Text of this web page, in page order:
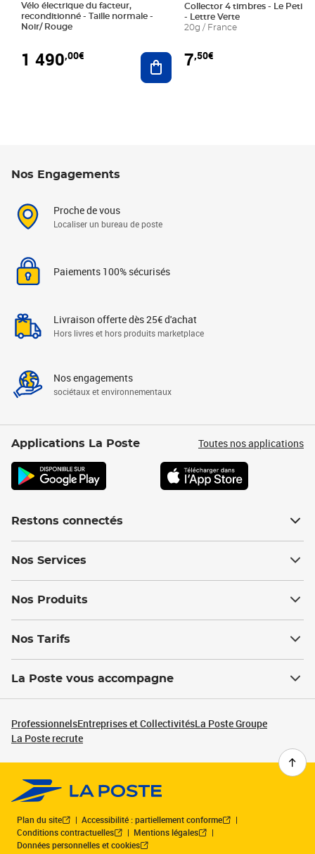
Vélo électrique du facteur,
reconditionné - Taille normale -
Noir/ Rouge
1 490,00€ Ajouter au panier
Collector 4 timbres - Le Petit
- Lettre Verte
20g / France
7,50€
Nos Engagements
Proche de vous
Localiser un bureau de poste
Paiements 100% sécurisés
Livraison offerte dès 25€ d'achat
Hors livres et hors produits marketplace
Nos engagements
sociétaux et environnementaux
Applications La Poste Toutes nos applications
Restons connectés
Nos Services
Nos Produits
Nos Tarifs
La Poste vous accompagne
ProfessionnelsEntreprises et CollectivitésLa Poste Groupe
La Poste recrute
Plan du site
Accessibilité : partiellement conforme
Conditions contractuelles
Mentions légales
Données personnelles et cookies